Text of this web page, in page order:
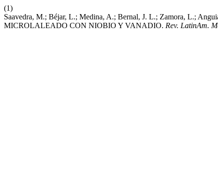
(1)
Saavedra, M.; Béjar, L.; Medina, A.; Bernal, J. L.; Zamora, L.;
MICROLALEADO CON NIOBIO Y VANADIO. Rev. LatinAm.